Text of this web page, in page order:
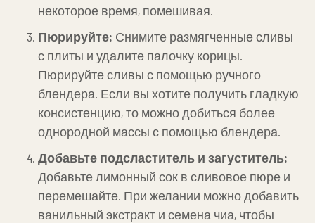
некоторое время, помешивая.
Пюрируйте: Снимите размягченные сливы
с плиты и удалите палочку корицы.
Пюрируйте сливы с помощью ручного
блендера. Если вы хотите получить гладкую
консистенцию, то можно добиться более
однородной массы с помощью блендера.
Добавьте подсластитель и загуститель:
Добавьте лимонный сок в сливовое пюре и
перемешайте. При желании можно добавить
ванильный экстракт и семена чиа, чтобы